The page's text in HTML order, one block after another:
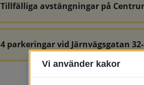
Tillfälliga avstängningar på
4 parkeringar vid Järnvägsgatan
Vi använder kakor